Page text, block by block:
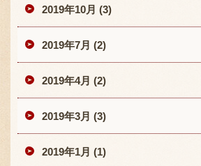
2019年10月 (3)
2019年7月 (2)
2019年4月 (2)
2019年3月 (3)
2019年1月 (1)